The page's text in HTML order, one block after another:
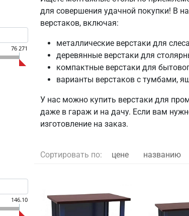
76 271
146.10
для совершения удачной покупки! В
верстаков, включая:
металлические верстаки для
деревянные верстаки для
компактные верстаки для
варианты верстаков с тумбами,
У нас можно купить верстаки для
даже в гараж и на дачу. Если вам
изготовление на заказ.
Сортировать по: цене названию